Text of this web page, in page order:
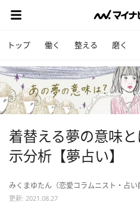
トップ 働く 整える 磨く
着替える夢の意味
示分析【夢占い】
みくまゆたん（恋愛コラムニスト・占い
更新: 2021.08.27